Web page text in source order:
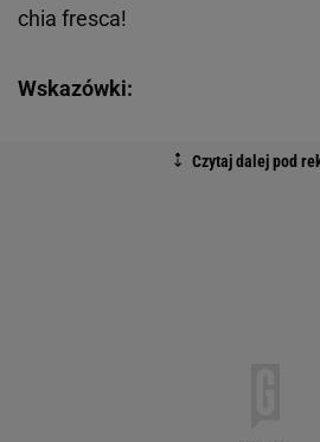
chia fresca!
Wskazówki: